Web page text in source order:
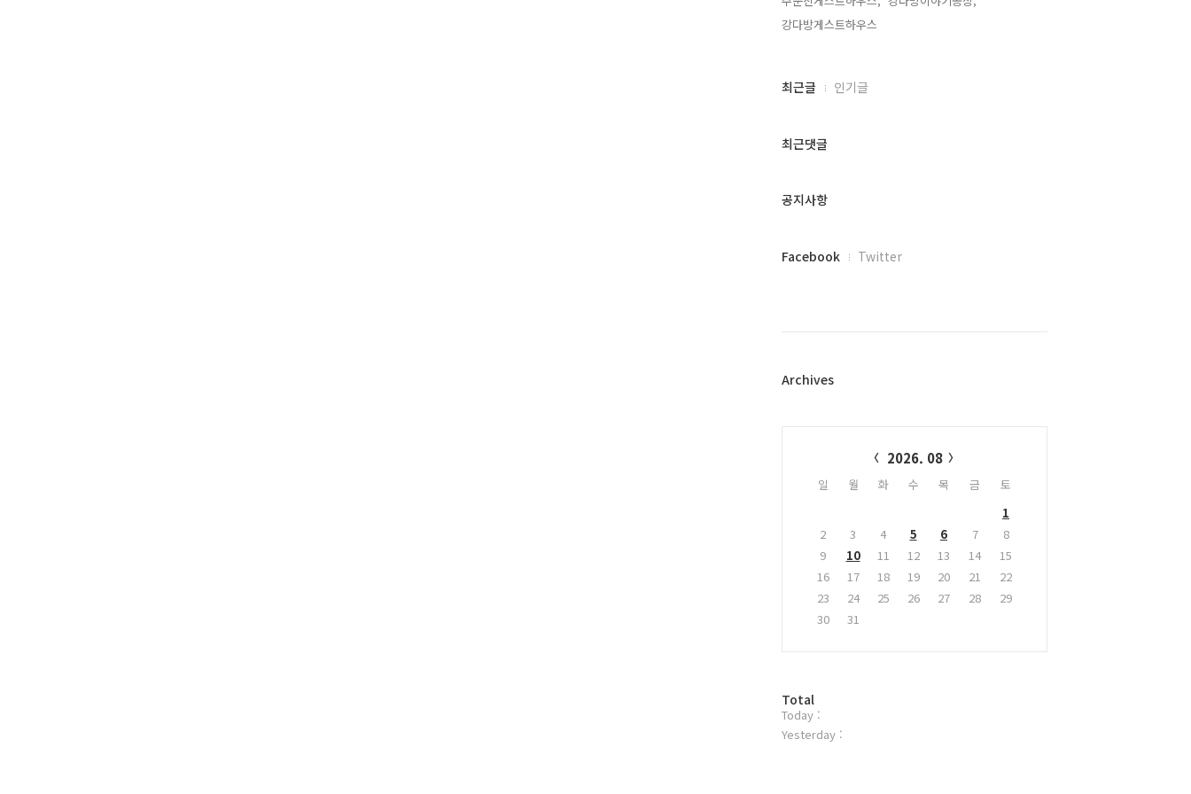
강다방게스트하우스,
최
과
글
최근글 인기글
최근댓글
공지사항
페
플
Facebook Twitter
Archives
2026. 08
일 월 화 수 목 금
토
1
2
3 4 5 6 7
8
9
10 11 12 13 14
15
16
17 18 19 20 21
22
23
24 25 26 27 28
29
30
31
방
문
자
Total
Today :
Yesterday :